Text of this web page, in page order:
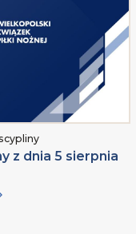
z dnia 5 sierpnia